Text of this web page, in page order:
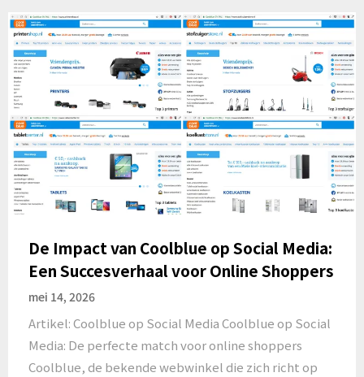
De Impact van Coolblue op Social Media:
Een Succesverhaal voor Online Shoppers
mei 14, 2026
Artikel: Coolblue op Social Media Coolblue op Social
Media: De perfecte match voor online shoppers
Coolblue, de bekende webwinkel die zich richt op